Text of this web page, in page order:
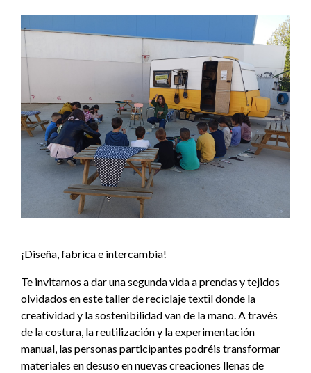
¡Diseña, fabrica e intercambia!
Te invitamos a dar una segunda vida a prendas y tejidos
olvidados en este taller de reciclaje textil donde la
creatividad y la sostenibilidad van de la mano. A través
de la costura, la reutilización y la experimentación
manual, las personas participantes podréis transformar
materiales en desuso en nuevas creaciones llenas de